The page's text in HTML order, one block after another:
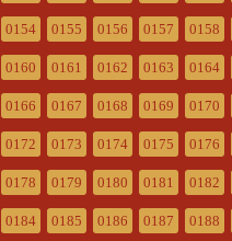
0154 0155 0156 0157 0158
0160 0161 0162 0163 0164
0166 0167 0168 0169 0170
0172 0173 0174 0175 0176
0178 0179 0180 0181 0182
0184 0185 0186 0187 0188